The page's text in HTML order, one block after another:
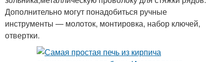
Дополнительно могут понадобиться ручные
инструменты — молоток, монтировка, набор ключей,
отвертки.